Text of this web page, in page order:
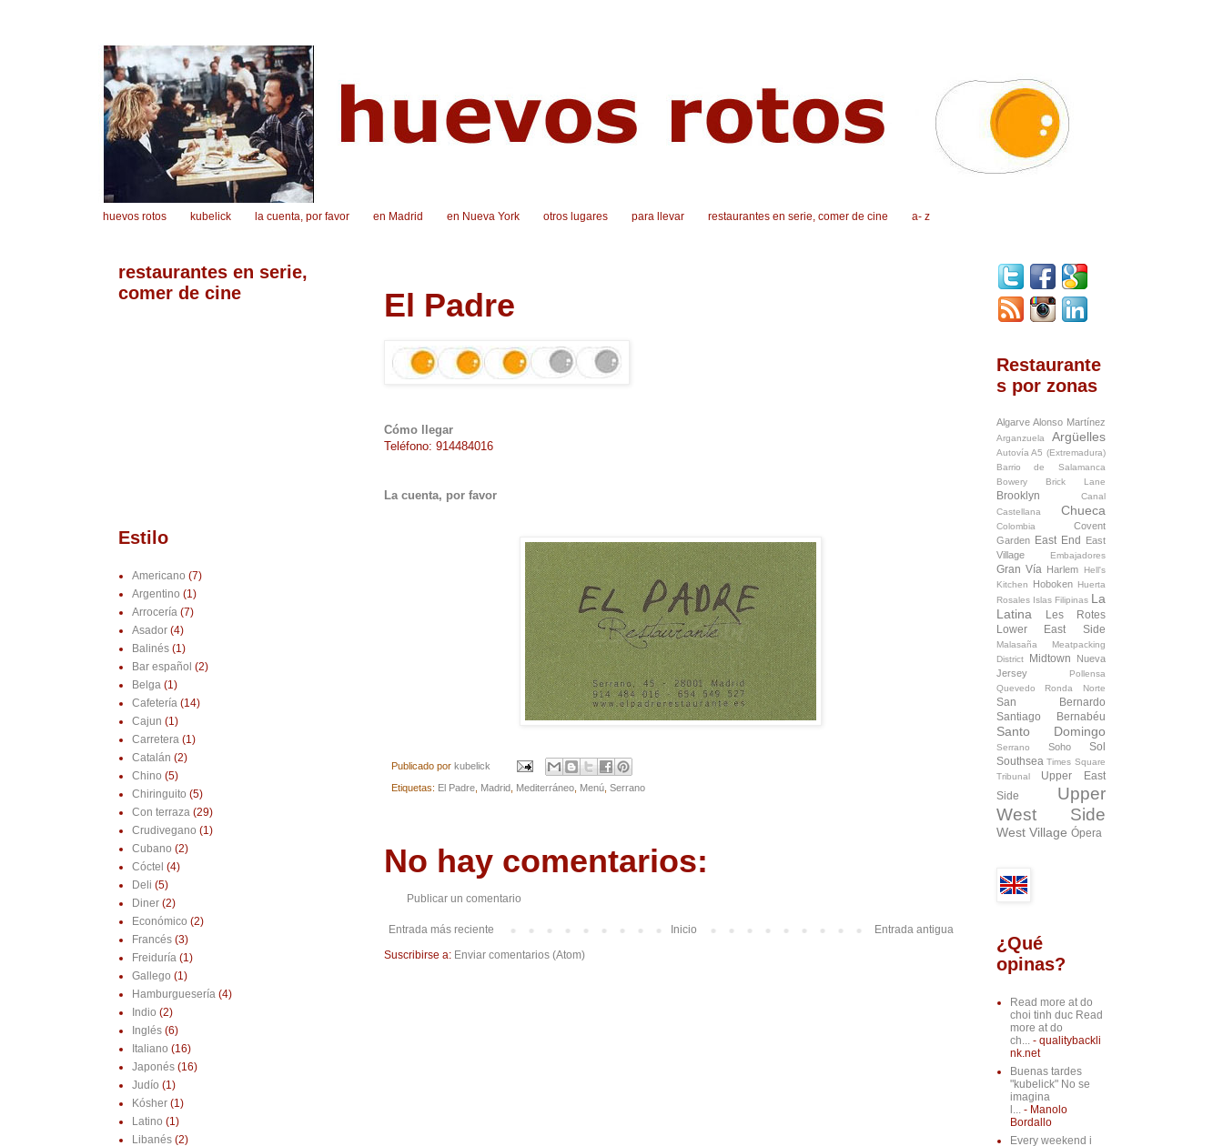
huevos rotos kubelick la cuenta, por favor en Madrid en Nueva York otros lugares para llevar restaurantes en serie, comer de cine a- z
El Padre
Cómo llegar
Teléfono: 914484016
La cuenta, por favor
Publicado por kubelick
Etiquetas: El Padre, Madrid, Mediterráneo, Menú, Serrano
No hay comentarios:
Publicar un comentario
Entrada más reciente Entrada antigua
Inicio
Suscribirse a: Enviar comentarios (Atom)
restaurantes en serie,
comer de cine
Estilo
Americano (7)
Argentino (1)
Arrocería (7)
Asador (4)
Balinés (1)
Bar español (2)
Belga (1)
Cafetería (14)
Cajun (1)
Carretera (1)
Catalán (2)
Chino (5)
Chiringuito (5)
Con terraza (29)
Crudivegano (1)
Cubano (2)
Cóctel (4)
Deli (5)
Diner (2)
Económico (2)
Francés (3)
Freiduría (1)
Gallego (1)
Hamburguesería (4)
Indio (2)
Inglés (6)
Italiano (16)
Japonés (16)
Judío (1)
Kósher (1)
Latino (1)
Libanés (2)
Restaurante
s por zonas
Algarve Alonso Martínez
Arganzuela Argüelles
Autovía A5 (Extremadura)
Barrio de Salamanca
Bowery
Brick Lane
Brooklyn
Canal
Castellana
Chueca
Colombia
Covent
Garden
East End
East
Village
Embajadores
Gran Vía Harlem
Hell's
Kitchen
Hoboken
Huerta
Rosales Islas Filipinas La
Latina
Les Rotes
Lower East Side
Malasaña
Meatpacking
District
Midtown
Nueva
Jersey
Pollensa
Quevedo
Ronda Norte
San Bernardo
Santiago Bernabéu
Santo Domingo
Serrano Soho
Sol
Southsea Times Square
Tribunal
Upper East
Side
Upper
West Side
West Village Ópera
¿Qué
opinas?
Read more at do
choi tinh duc Read
more at do
ch...- qualitybackli
nk.net
Buenas tardes
"kubelick" No se
imagina
l...- Manolo
Bordallo
Every weekend i